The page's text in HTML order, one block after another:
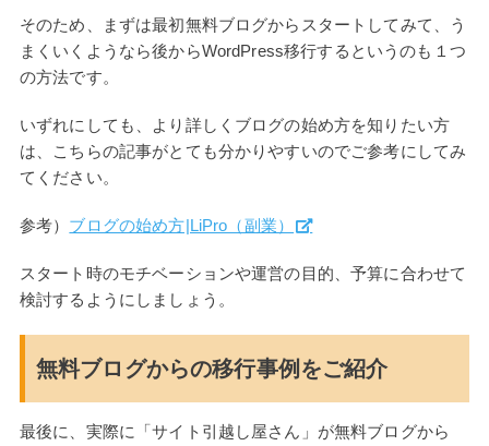
そのため、まずは最初無料ブログからスタートしてみて、う
まくいくようなら後からWordPress移行するというのも１つ
の方法です。
いずれにしても、より詳しくブログの始め方を知りたい方
は、こちらの記事がとても分かりやすいのでご参考にしてみ
てください。
参考） ブログの始め方|LiPro（副業）
スタート時のモチベーションや運営の目的、予算に合わせて
検討するようにしましょう。
無料ブログからの移行事例をご紹介
最後に、実際に「サイト引越し屋さん」が無料ブログから